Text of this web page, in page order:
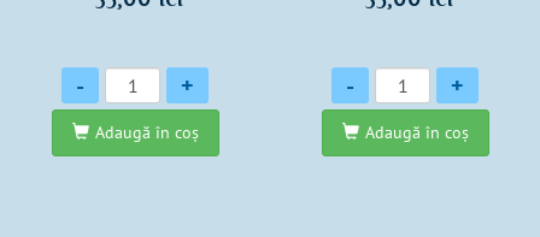
Cantitate
- +
Adaugă în coş
Cantitate
- +
Adaugă în coş